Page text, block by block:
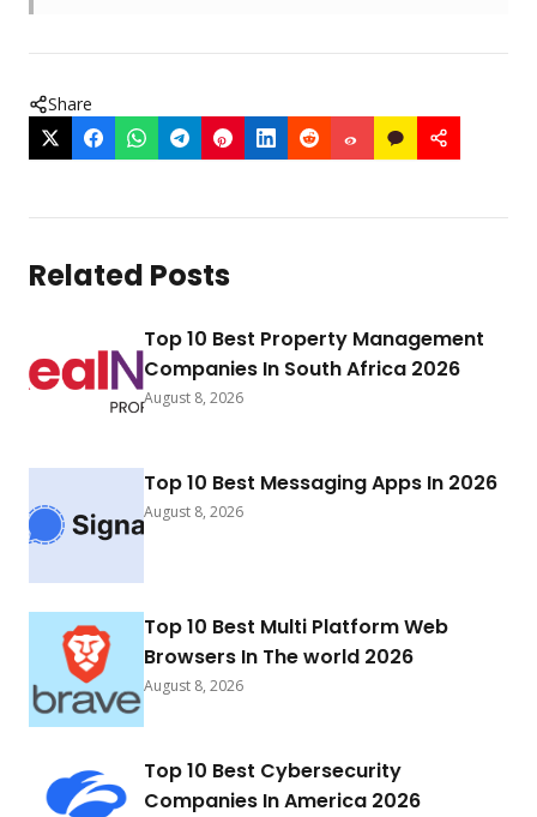
Share
Related Posts
Top 10 Best Property Management
Companies In South Africa 2026
August 8, 2026
Top 10 Best Messaging Apps In 2026
August 8, 2026
Top 10 Best Multi Platform Web
Browsers In The world 2026
August 8, 2026
Top 10 Best Cybersecurity
Companies In America 2026